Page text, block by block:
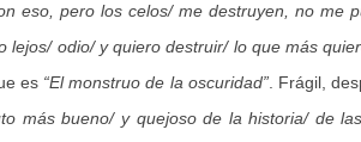
eso, pero los celos/ me destruyen, no me
odio/ y quiero destruir/ lo que más
es“El monstruo de la oscuridad”. Frágil,
más bueno/ y quejoso de la historia/ de